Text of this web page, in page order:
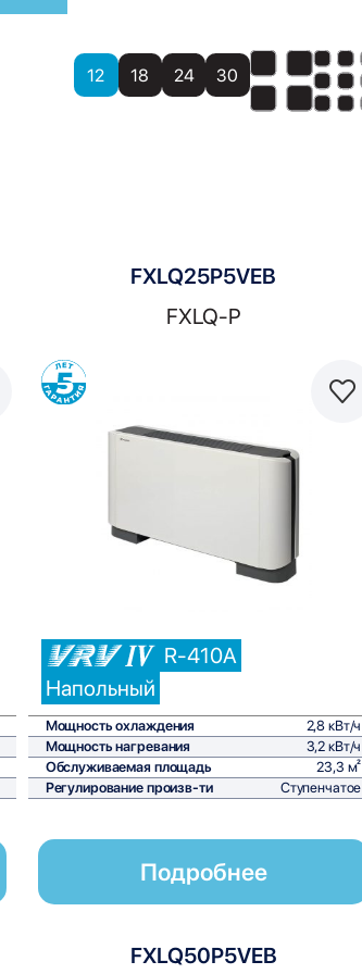
12 18 24 30
FXLQ25P5VEB
FXLQ-P
Сравнить
R-410A
Напольный
Мощность охлаждения
2,8 кВт/ч
Мощность нагревания
3,2 кВт/ч
Обслуживаемая площадь
23,3 м²
Регулирование произв-ти
Ступенчатое
Подробнее
FXLQ50P5VEB